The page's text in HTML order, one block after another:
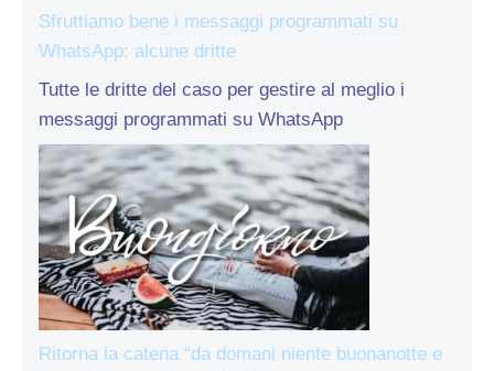
Sfruttiamo bene i messaggi programmati su
WhatsApp: alcune dritte
Tutte le dritte del caso per gestire al meglio i
messaggi programmati su WhatsApp
Ritorna la catena “da domani niente buonanotte e